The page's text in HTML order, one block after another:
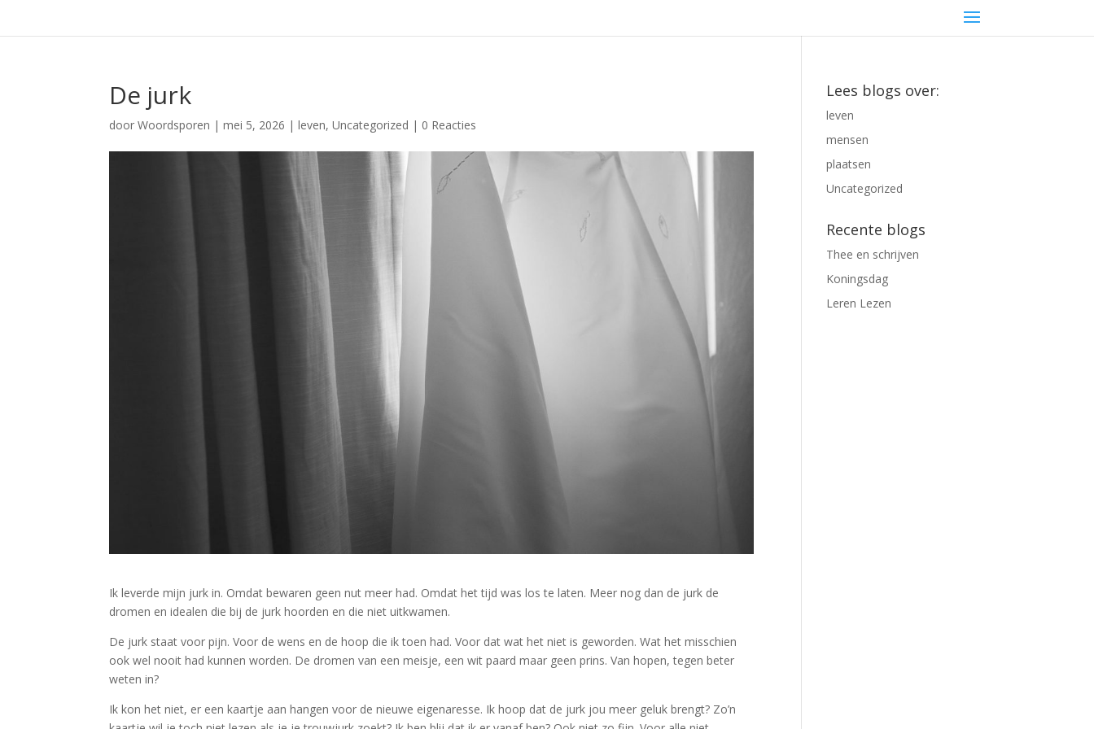
De jurk
doorWoordsporen |mei 5, 2026 |leven,Uncategorized | 0 Reacties
Ik leverde mijn jurk in. Omdat bewaren geen nut meer had. Omdat het tijd was los te laten. Meer nog dan de jurk de
dromen en idealen die bij de jurk hoorden en die niet uitkwamen.
De jurk staat voor pijn. Voor de wens en de hoop die ik toen had. Voor dat wat het niet is geworden. Wat het misschien
ook wel nooit had kunnen worden. De dromen van een meisje, een wit paard maar geen prins. Van hopen, tegen beter
weten in?
Ik kon het niet, er een kaartje aan hangen voor de nieuwe eigenaresse. Ik hoop dat de jurk jou meer geluk brengt? Zo’n
Lees blogs over:
leven
mensen
plaatsen
Uncategorized
Recente blogs
Thee en schrijven
Koningsdag
Leren Lezen